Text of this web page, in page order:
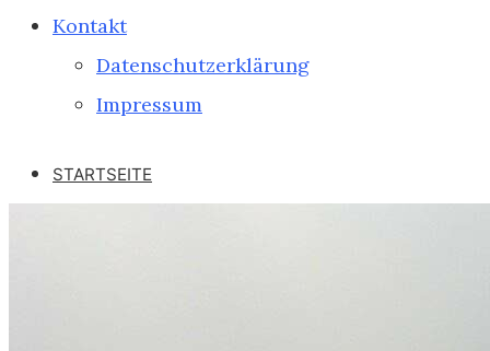
Kontakt
Datenschutzerklärung
Impressum
STARTSEITE